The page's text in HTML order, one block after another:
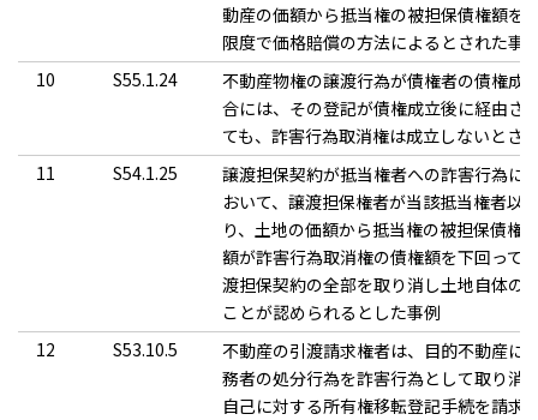
動産の価額から抵当権の被担保債権額を
限度で価格賠償の方法によるとされた事
10
S55.1.24
不動産物権の譲渡行為が債権者の債権成
合には、その登記が債権成立後に経由さ
ても、詐害行為取消権は成立しないとさ
11
S54.1.25
譲渡担保契約が抵当権者への詐害行為に
おいて、譲渡担保権者が当該抵当権者以
り、土地の価額から抵当権の被担保債権
額が詐害行為取消権の債権額を下回って
渡担保契約の全部を取り消し土地自体の
ことが認められるとした事例
12
S53.10.5
不動産の引渡請求権者は、目的不動産に
務者の処分行為を詐害行為として取り消
自己に対する所有権移転登記手続を請求